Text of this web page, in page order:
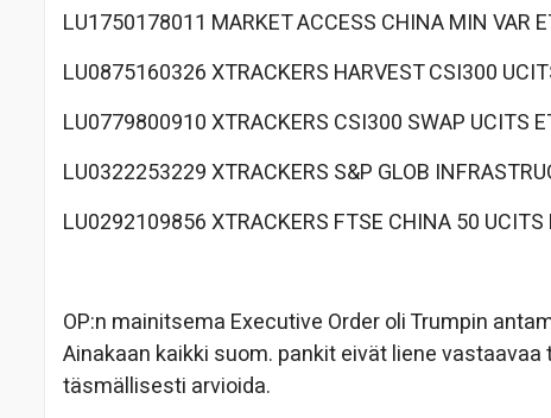
LU1750178011 MARKET ACCESS CHINA MIN VAR
LU0875160326 XTRACKERS HARVEST CSI300
LU0779800910 XTRACKERS CSI300 SWAP UCITS
LU0322253229 XTRACKERS S&P GLOB
LU0292109856 XTRACKERS FTSE CHINA 50 UCITS
OP:n mainitsema Executive Order oli Trumpin
Ainakaan kaikki suom. pankit eivät liene
täsmällisesti arvioida.